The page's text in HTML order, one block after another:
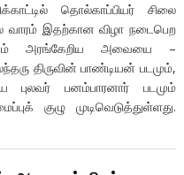
தொல்காப்பியர் சிலை
வாரம் இதற்கான விழா நடைபெற
அரங்கேறிய அவையை –
திருவின் பாண்டியன் படமும்,
புலவர் பனம்பாரனார் படமும்
குழு முடிவெடுத்துள்ளது.